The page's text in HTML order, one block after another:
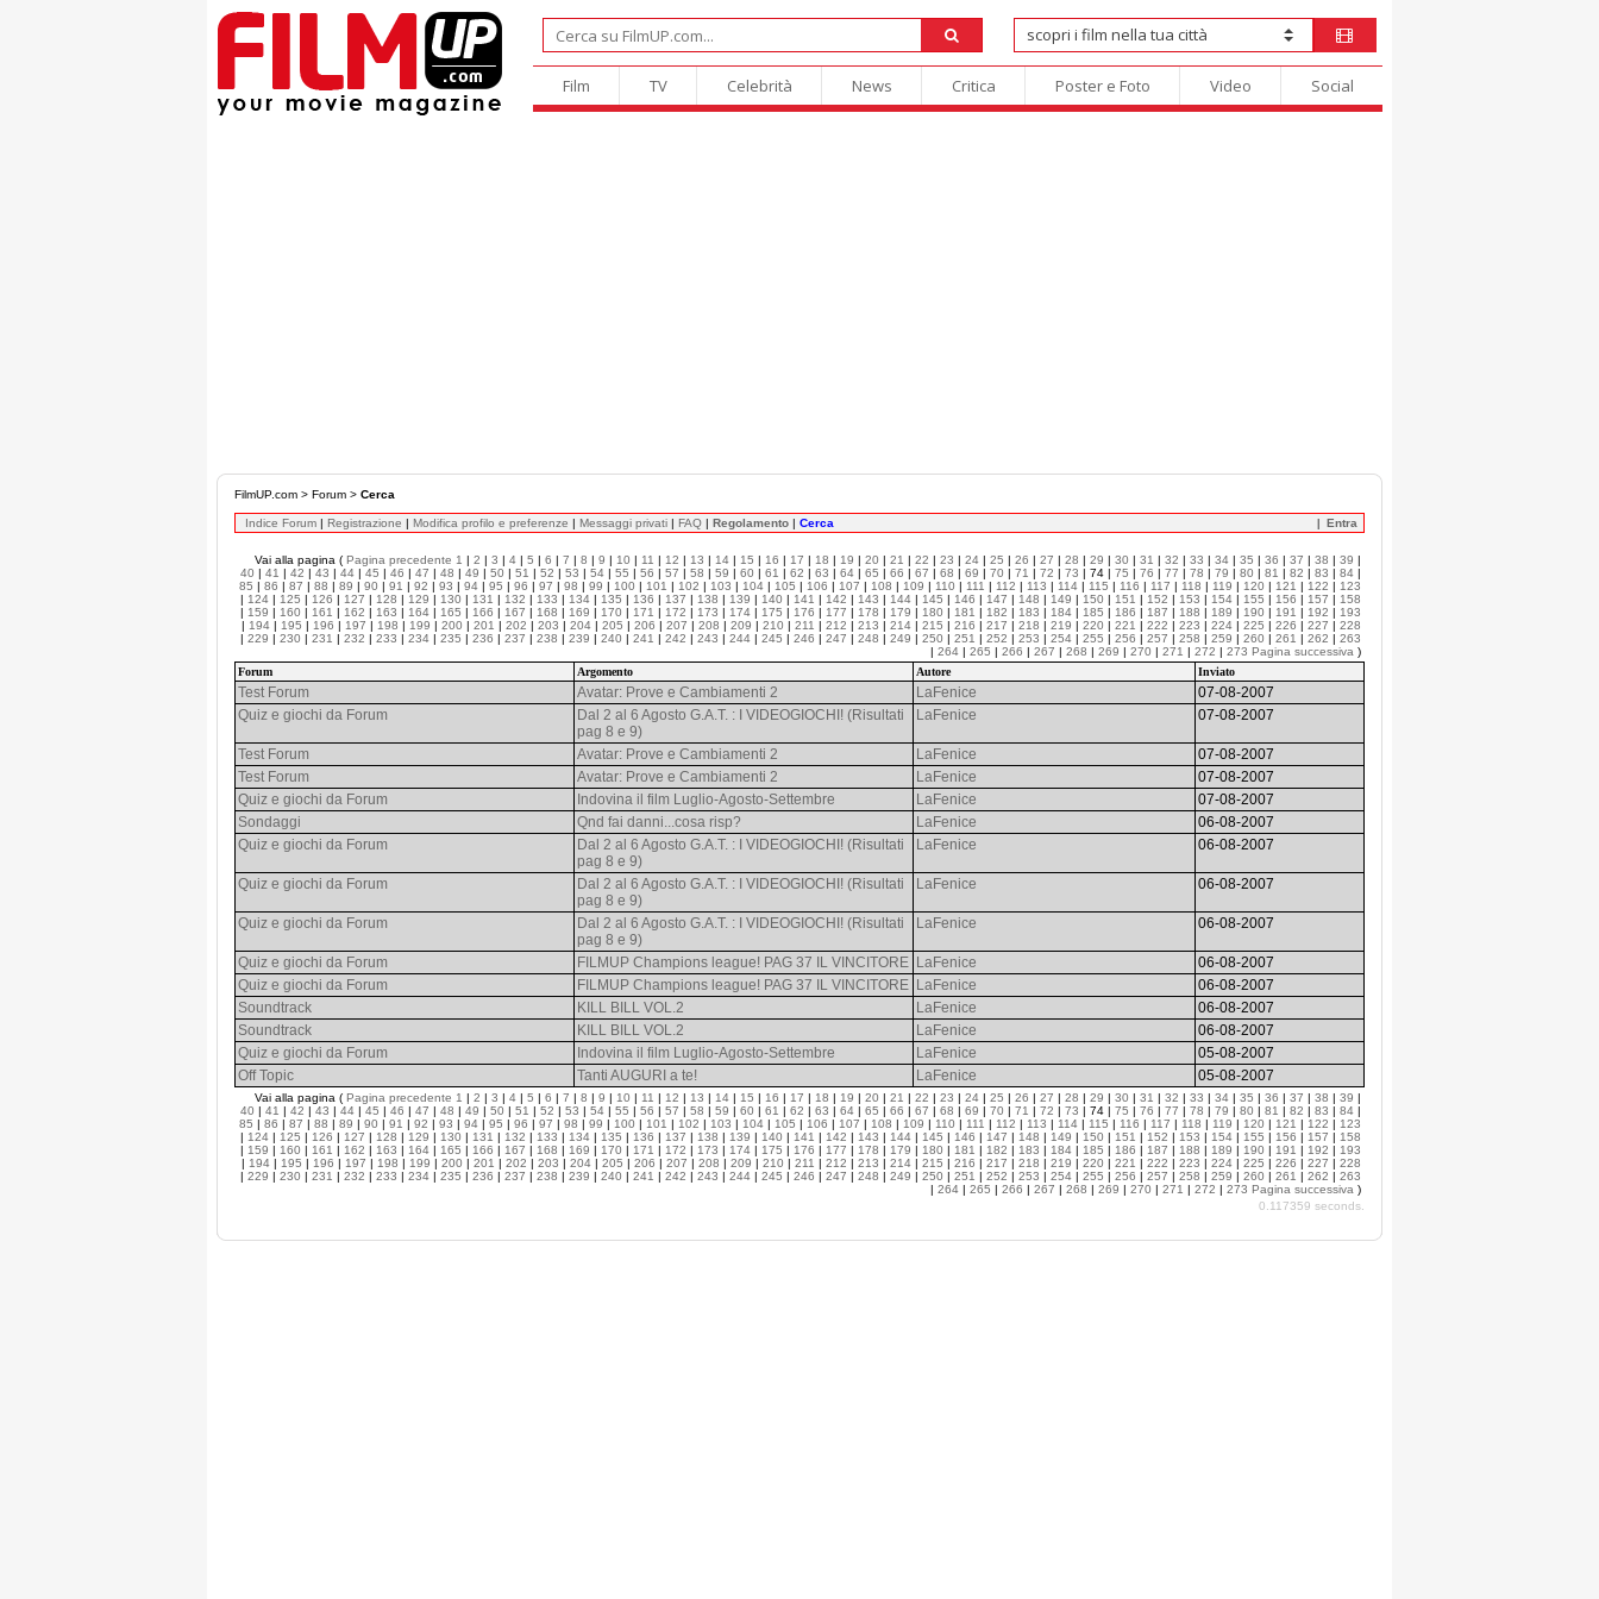
Film TV Celebrità News Critica Poster e Foto Video Social
FilmUP.com > Forum > Cerca
Indice Forum | Registrazione | Modifica profilo e preferenze | Messaggi privati | FAQ | Regolamento | Cerca Entra
Vai alla pagina ( Pagina precedente 1 | 2 | 3 | 4 | 5 | 6 | 7 | 8 | 9 | 10 | 11 | 12 | 13 | 14 | 15 | 16 | 17 | 18 | 19 | 20 | 21 | 22 | 23 | 24 | 25 | 26 | 27 | 28 | 29 | 30 | 31 | 32 | 33 | 34 | 35 | 36 | 37 | 38 | 39 |
40 | 41 | 42 | 43 | 44 | 45 | 46 | 47 | 48 | 49 | 50 | 51 | 52 | 53 | 54 | 55 | 56 | 57 | 58 | 59 | 60 | 61 | 62 | 63 | 64 | 65 | 66 | 67 | 68 | 69 | 70 | 71 | 72 | 73 | 74 | 75 | 76 | 77 | 78 | 79 | 80 | 81 | 82 | 83 | 84 |
85 | 86 | 87 | 88 | 89 | 90 | 91 | 92 | 93 | 94 | 95 | 96 | 97 | 98 | 99 | 100 | 101 | 102 | 103 | 104 | 105 | 106 | 107 | 108 | 109 | 110 | 111 | 112 | 113 | 114 | 115 | 116 | 117 | 118 | 119 | 120 | 121 | 122 | 123
| 124 | 125 | 126 | 127 | 128 | 129 | 130 | 131 | 132 | 133 | 134 | 135 | 136 | 137 | 138 | 139 | 140 | 141 | 142 | 143 | 144 | 145 | 146 | 147 | 148 | 149 | 150 | 151 | 152 | 153 | 154 | 155 | 156 | 157 | 158
| 159 | 160 | 161 | 162 | 163 | 164 | 165 | 166 | 167 | 168 | 169 | 170 | 171 | 172 | 173 | 174 | 175 | 176 | 177 | 178 | 179 | 180 | 181 | 182 | 183 | 184 | 185 | 186 | 187 | 188 | 189 | 190 | 191 | 192 | 193
| 194 | 195 | 196 | 197 | 198 | 199 | 200 | 201 | 202 | 203 | 204 | 205 | 206 | 207 | 208 | 209 | 210 | 211 | 212 | 213 | 214 | 215 | 216 | 217 | 218 | 219 | 220 | 221 | 222 | 223 | 224 | 225 | 226 | 227 | 228
| 229 | 230 | 231 | 232 | 233 | 234 | 235 | 236 | 237 | 238 | 239 | 240 | 241 | 242 | 243 | 244 | 245 | 246 | 247 | 248 | 249 | 250 | 251 | 252 | 253 | 254 | 255 | 256 | 257 | 258 | 259 | 260 | 261 | 262 | 263
| 264 | 265 | 266 | 267 | 268 | 269 | 270 | 271 | 272 | 273 Pagina successiva )
Forum
Argomento Autore Inviato
Test Forum Avatar: Prove e Cambiamenti 2 LaFenice
07-08-2007
Quiz e giochi da Forum
Dal 2 al 6 Agosto G.A.T. : I VIDEOGIOCHI! (Risultati
pag 8 e 9)
LaFenice 07-08-2007
Test Forum Avatar: Prove e Cambiamenti 2 LaFenice
07-08-2007
Test Forum
Avatar: Prove e Cambiamenti 2 LaFenice
07-08-2007
Quiz e giochi da Forum
Indovina il film Luglio-Agosto-Settembre LaFenice
07-08-2007
Sondaggi
Qnd fai danni...cosa risp? LaFenice
06-08-2007
Quiz e giochi da Forum
Dal 2 al 6 Agosto G.A.T. : I VIDEOGIOCHI! (Risultati
pag 8 e 9)
LaFenice 06-08-2007
Quiz e giochi da Forum
Dal 2 al 6 Agosto G.A.T. : I VIDEOGIOCHI! (Risultati
pag 8 e 9)
LaFenice 06-08-2007
Quiz e giochi da Forum
Dal 2 al 6 Agosto G.A.T. : I VIDEOGIOCHI! (Risultati
pag 8 e 9)
LaFenice 06-08-2007
Quiz e giochi da Forum FILMUP Champions league! PAG 37 IL VINCITORE LaFenice
06-08-2007
Quiz e giochi da Forum
FILMUP Champions league! PAG 37 IL VINCITORE LaFenice
06-08-2007
Soundtrack
KILL BILL VOL.2 LaFenice
06-08-2007
Soundtrack
KILL BILL VOL.2 LaFenice
06-08-2007
Quiz e giochi da Forum
Indovina il film Luglio-Agosto-Settembre LaFenice
05-08-2007
Off Topic
Tanti AUGURI a te! LaFenice 05-08-2007
Vai alla pagina ( Pagina precedente 1 | 2 | 3 | 4 | 5 | 6 | 7 | 8 | 9 | 10 | 11 | 12 | 13 | 14 | 15 | 16 | 17 | 18 | 19 | 20 | 21 | 22 | 23 | 24 | 25 | 26 | 27 | 28 | 29 | 30 | 31 | 32 | 33 | 34 | 35 | 36 | 37 | 38 | 39 |
40 | 41 | 42 | 43 | 44 | 45 | 46 | 47 | 48 | 49 | 50 | 51 | 52 | 53 | 54 | 55 | 56 | 57 | 58 | 59 | 60 | 61 | 62 | 63 | 64 | 65 | 66 | 67 | 68 | 69 | 70 | 71 | 72 | 73 | 74 | 75 | 76 | 77 | 78 | 79 | 80 | 81 | 82 | 83 | 84 |
85 | 86 | 87 | 88 | 89 | 90 | 91 | 92 | 93 | 94 | 95 | 96 | 97 | 98 | 99 | 100 | 101 | 102 | 103 | 104 | 105 | 106 | 107 | 108 | 109 | 110 | 111 | 112 | 113 | 114 | 115 | 116 | 117 | 118 | 119 | 120 | 121 | 122 | 123
| 124 | 125 | 126 | 127 | 128 | 129 | 130 | 131 | 132 | 133 | 134 | 135 | 136 | 137 | 138 | 139 | 140 | 141 | 142 | 143 | 144 | 145 | 146 | 147 | 148 | 149 | 150 | 151 | 152 | 153 | 154 | 155 | 156 | 157 | 158
| 159 | 160 | 161 | 162 | 163 | 164 | 165 | 166 | 167 | 168 | 169 | 170 | 171 | 172 | 173 | 174 | 175 | 176 | 177 | 178 | 179 | 180 | 181 | 182 | 183 | 184 | 185 | 186 | 187 | 188 | 189 | 190 | 191 | 192 | 193
| 194 | 195 | 196 | 197 | 198 | 199 | 200 | 201 | 202 | 203 | 204 | 205 | 206 | 207 | 208 | 209 | 210 | 211 | 212 | 213 | 214 | 215 | 216 | 217 | 218 | 219 | 220 | 221 | 222 | 223 | 224 | 225 | 226 | 227 | 228
| 229 | 230 | 231 | 232 | 233 | 234 | 235 | 236 | 237 | 238 | 239 | 240 | 241 | 242 | 243 | 244 | 245 | 246 | 247 | 248 | 249 | 250 | 251 | 252 | 253 | 254 | 255 | 256 | 257 | 258 | 259 | 260 | 261 | 262 | 263
| 264 | 265 | 266 | 267 | 268 | 269 | 270 | 271 | 272 | 273 Pagina successiva )
0.117359 seconds.